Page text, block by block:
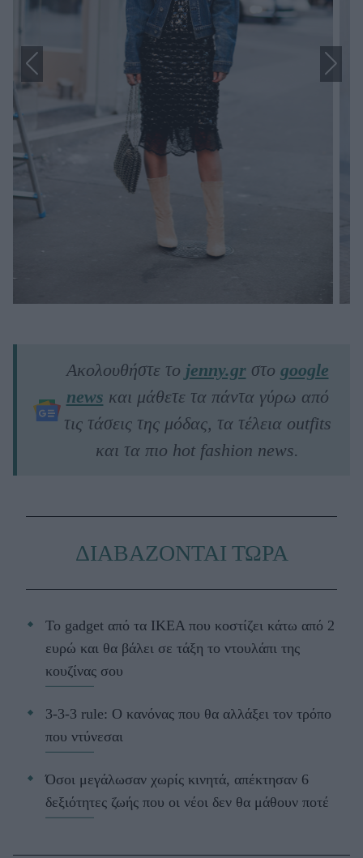
Ακολουθήστε το jenny.grστο google
news και μάθετε τα πάντα γύρω από
τις τάσεις της μόδας, τα τέλεια outfits
και τα πιο hot fashion news.
ΔΙΑΒΑΖΟΝΤΑΙ ΤΩΡΑ
Το gadget από τα IKEA που κοστίζει κάτω από 2
ευρώ και θα βάλει σε τάξη το ντουλάπι της
κουζίνας σου
3-3-3 rule: Ο κανόνας που θα αλλάξει τον τρόπο
που ντύνεσαι
Όσοι μεγάλωσαν χωρίς κινητά, απέκτησαν 6
δεξιότητες ζωής που οι νέοι δεν θα μάθουν ποτέ